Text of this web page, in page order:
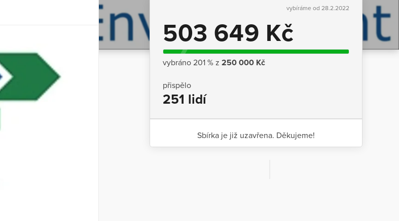
vybíráme od 28.2.2022
503 649 Kč
vybráno 201 % z 250 000 Kč
přispělo
251 lidí
Sbírka je již uzavřena. Děkujeme!